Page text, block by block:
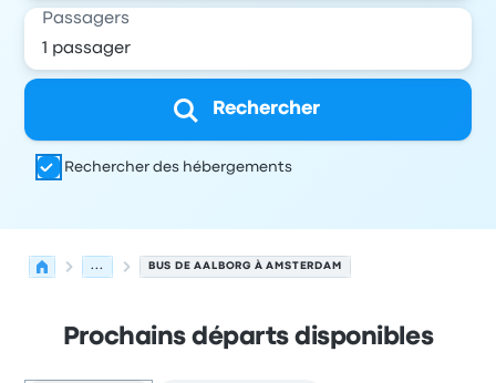
Passagers
Rechercher
Rechercher des hébergements
... BUS DE AALBORG À AMSTERDAM
Prochains départs disponibles